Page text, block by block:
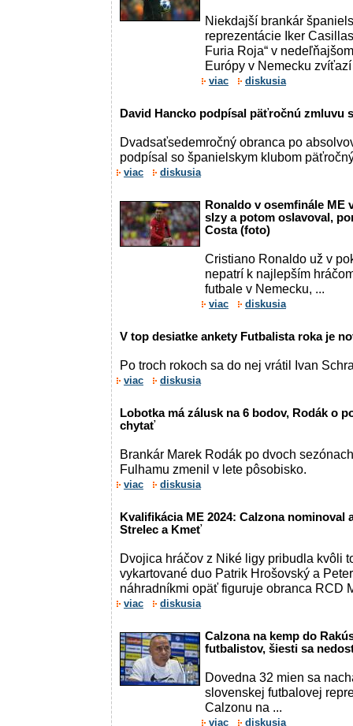
Niekdajší brankár
reprezentácie Iker
Furia Roja“ v
Európy v Nemecku
viac diskusia
David Hancko podpísal päťročnú zmluvu
Dvadsaťsedemročný obranca po
podpísal so španielskym klubom
viac diskusia
Ronaldo v osemfinále ME
slzy a potom oslavoval,
Costa (foto)
Cristiano Ronaldo už v
nepatrí k najlepším
futbale v Nemecku, ...
viac diskusia
V top desiatke ankety Futbalista roka je
Po troch rokoch sa do nej vrátil Ivan
viac diskusia
Lobotka má zálusk na 6 bodov, Rodák o
chytať
Brankár Marek Rodák po dvoch
Fulhamu zmenil v lete pôsobisko.
viac diskusia
Kvalifikácia ME 2024: Calzona nominoval
Strelec a Kmeť
Dvojica hráčov z Niké ligy pribudla kvôli
vykartované duo Patrik Hrošovský a
náhradníkmi opäť figuruje obranca RCD
viac diskusia
Calzona na kemp do
futbalistov, šiesti sa
Dovedna 32 mien sa
slovenskej futbalovej
Calzonu na ...
viac diskusia